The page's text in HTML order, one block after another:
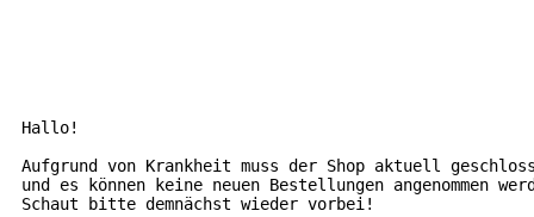
Hallo!
Aufgrund von Krankheit muss der Shop aktuell
und es können keine neuen Bestellungen angenommen
Schaut bitte demnächst wieder vorbei!